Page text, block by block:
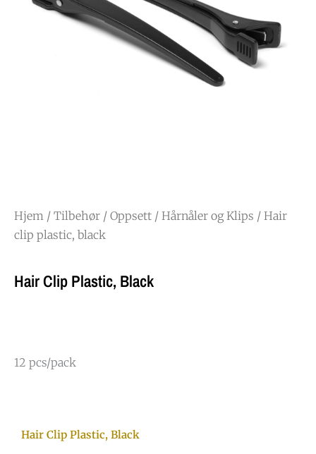
Hjem / Tilbehør / Oppsett / Hårnåler og Klips / Hair
clip plastic, black
Hair Clip Plastic, Black
12 pcs/pack
Hair Clip Plastic, Black